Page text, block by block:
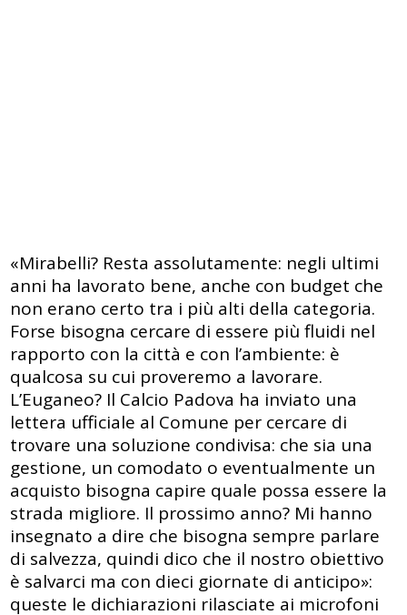
«Mirabelli? Resta assolutamente: negli ultimi
anni ha lavorato bene, anche con budget che
non erano certo tra i più alti della categoria.
Forse bisogna cercare di essere più fluidi nel
rapporto con la città e con l’ambiente: è
qualcosa su cui proveremo a lavorare.
L’Euganeo? Il Calcio Padova ha inviato una
lettera ufficiale al Comune per cercare di
trovare una soluzione condivisa: che sia una
gestione, un comodato o eventualmente un
acquisto bisogna capire quale possa essere la
strada migliore. Il prossimo anno? Mi hanno
insegnato a dire che bisogna sempre parlare
di salvezza, quindi dico che il nostro obiettivo
è salvarci ma con dieci giornate di anticipo»:
queste le dichiarazioni rilasciate ai microfoni